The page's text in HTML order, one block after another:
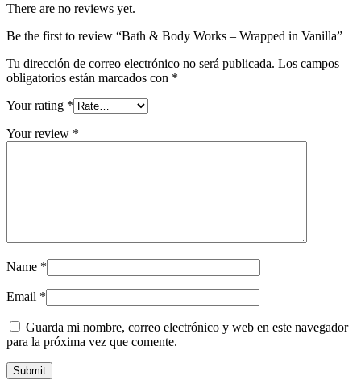
There are no reviews yet.
Be the first to review “Bath & Body Works – Wrapped in Vanilla”
Tu dirección de correo electrónico no será publicada. Los campos
obligatorios están marcados con *
Your rating *
Your review *
Name *
Email *
Guarda mi nombre, correo electrónico y web en este navegador
para la próxima vez que comente.